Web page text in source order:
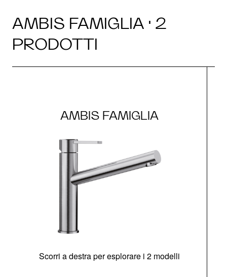
AMBIS FAMIGLIA · 2
PRODOTTI
AMBIS FAMIGLIA
Scorri a destra per esplorare i 2 modelli